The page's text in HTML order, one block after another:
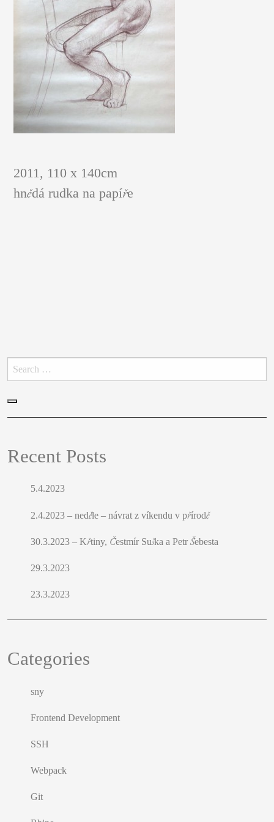
FIGURÁLNÍ STUDIE
2011, 110 x 140cm
hnědá rudka na papíře
Hledat:
Hledat
Recent Posts
5.4.2023
2.4.2023 – neděle – návrat z víkendu v přírodě
30.3.2023 – Křtiny, Čestmír Suška a Petr Šebesta
29.3.2023
23.3.2023
Categories
sny
Frontend Development
SSH
Webpack
Git